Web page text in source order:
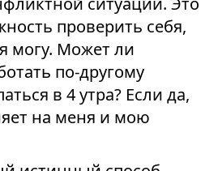
проверить себя,
могу. Может ли
по-другому
в 4 утра? Если да,
на меня и мою